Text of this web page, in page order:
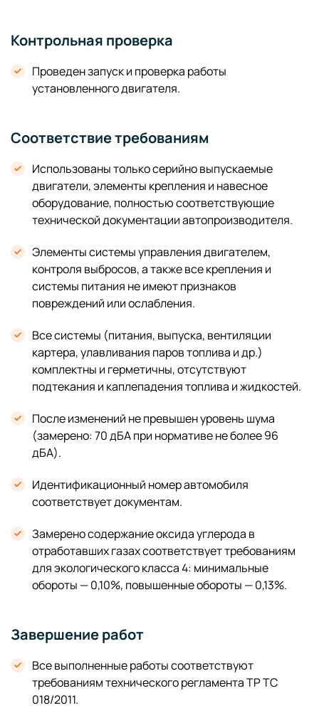
Контрольная проверка
Проведен запуск и проверка работы
установленного двигателя.
Соответствие требованиям
Использованы только серийно выпускаемые
двигатели, элементы крепления и навесное
оборудование, полностью соответствующие
технической документации автопроизводителя.
Элементы системы управления двигателем,
контроля выбросов, а также все крепления и
системы питания не имеют признаков
повреждений или ослабления.
Все системы (питания, выпуска, вентиляции
картера, улавливания паров топлива и др.)
комплектны и герметичны, отсутствуют
подтекания и каплепадения топлива и жидкостей.
После изменений не превышен уровень шума
(замерено: 70 дБА при нормативе не более 96
дБА).
Идентификационный номер автомобиля
соответствует документам.
Замерено содержание оксида углерода в
отработавших газах соответствует требованиям
для экологического класса 4: минимальные
обороты — 0,10%, повышенные обороты — 0,13%.
Завершение работ
Все выполненные работы соответствуют
требованиям технического регламента ТР ТС
018/2011.